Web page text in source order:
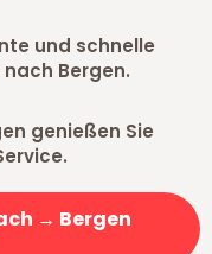
und schnelle
Bergen.
genießen Sie
→ Bergen